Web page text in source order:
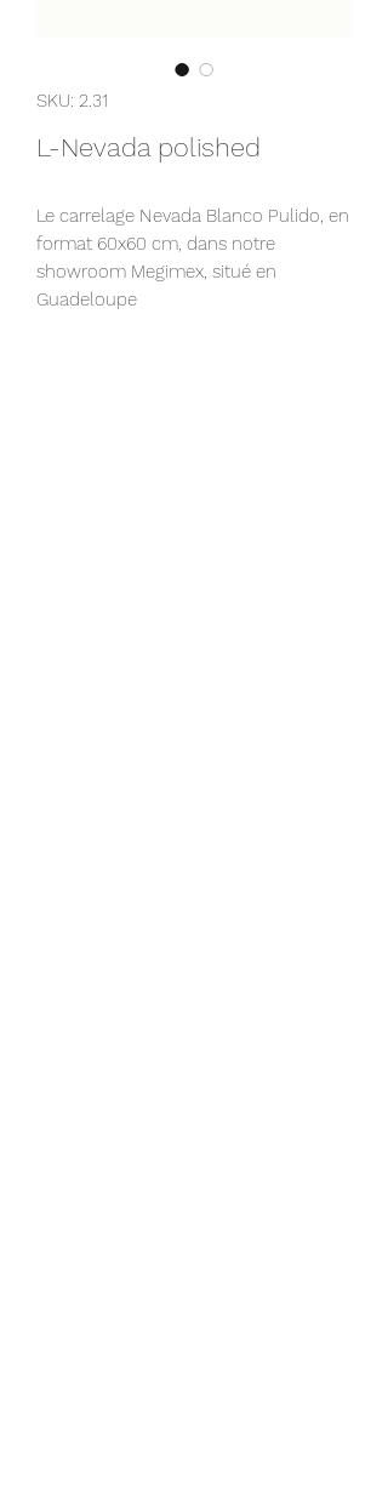
SKU: 2.31
L-Nevada polished
Le carrelage Nevada Blanco Pulido, en
format 60x60 cm, dans notre
showroom Megimex, situé en
Guadeloupe